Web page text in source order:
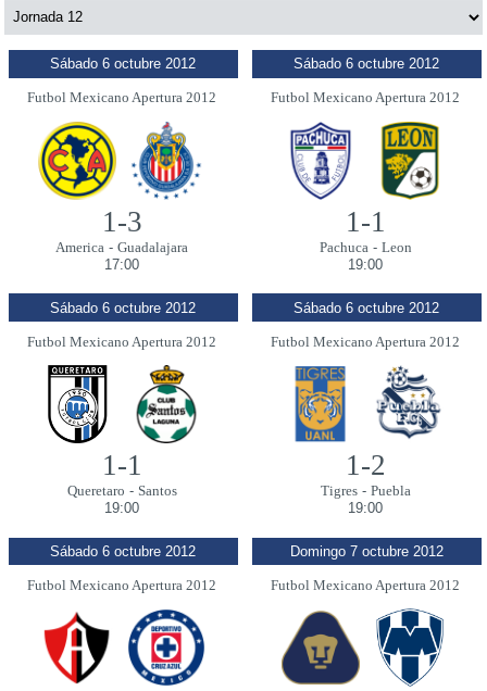
Sábado 6 octubre 2012
Futbol Mexicano Apertura 2012
1-3
America - Guadalajara
17:00
Sábado 6 octubre 2012
Futbol Mexicano Apertura 2012
1-1
Pachuca - Leon
19:00
Sábado 6 octubre 2012
Futbol Mexicano Apertura 2012
1-1
Queretaro - Santos
19:00
Sábado 6 octubre 2012
Futbol Mexicano Apertura 2012
1-2
Tigres- Puebla
19:00
Sábado 6 octubre 2012
Futbol Mexicano Apertura 2012
Domingo 7 octubre 2012
Futbol Mexicano Apertura 2012